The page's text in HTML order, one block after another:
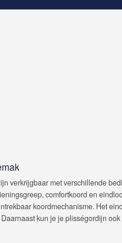
verkrijgbaar met verschillende
comfortkoord en
koordmechanisme. Het
kun je je plisségordijn